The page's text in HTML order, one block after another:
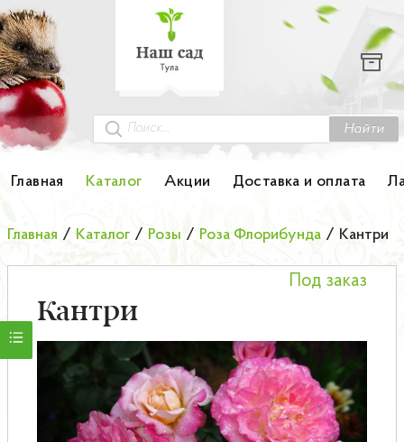
Найти
Главная Каталог Акции Доставка и оплата
Каталог
Гортензии
Грунты
Лук-севок
Малина
Мини-деревья
НОВИНКА Английские и Японские розы
Главная / Каталог / Розы / Роза Флорибунда / Кантри
Кантри
Под заказ